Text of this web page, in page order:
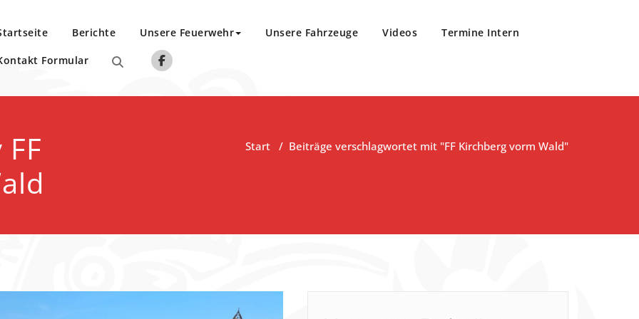
Berichte Unsere Feuerwehr Unsere Fahrzeuge Videos Termine Intern
Formular
Start / Beiträge verschlagwortet mit "FF Kirchberg vorm Wald"